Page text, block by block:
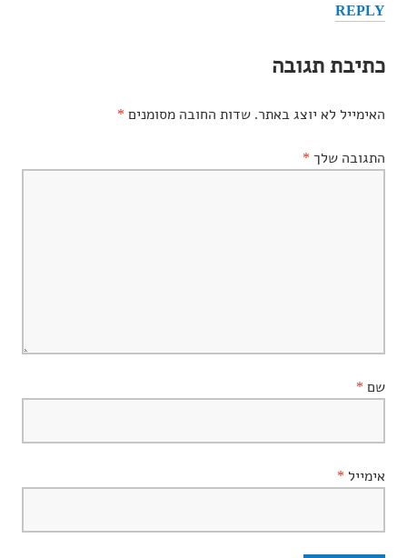
REPLY
כתיבת תגובה
האימייל לא יוצג באתר. שדות החובה מסומנים *
התגובה שלך *
שם *
אימייל *